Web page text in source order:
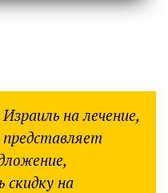
на лечение,
скидку на